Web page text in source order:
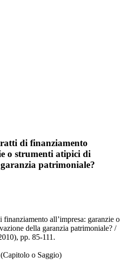
di finanziamento
o strumenti atipici di
patrimoniale?
all’impresa: garanzie o
della garanzia patrimoniale? /
pp. 85-111.
o Saggio)